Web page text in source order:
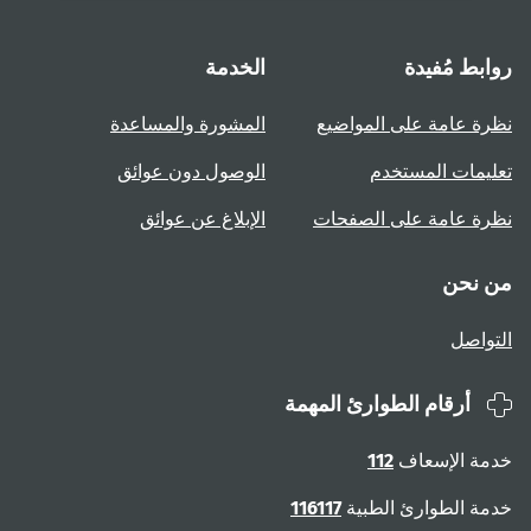
روابط مُفيدة
نظرة عامة على المواضيع
تعليمات المستخدم
نظرة عامة على الصفحات
الخدمة
المشورة والمساعدة
الوصول دون عوائق
الإبلاغ عن عوائق
من نحن
التواصل
أرقام الطوارئ المهمة
خدمة الإسعاف 112
خدمة الطوارئ الطبية116117